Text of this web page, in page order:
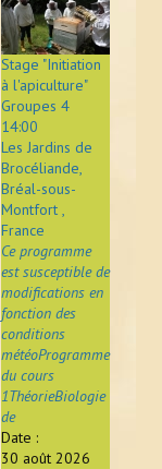
Stage "Initiation
à l'apiculture"
Groupes 4
14:00
Les Jardins de
Brocéliande,
Bréal-sous-
Montfort ,
France
Ce programme
est susceptible de
modifications en
fonction des
conditions
météoProgramme
du cours
1ThéorieBiologie
de
Date :
30 août 2026